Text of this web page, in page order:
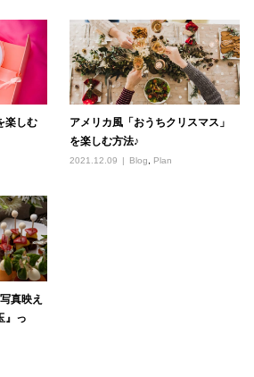
楽しむ
アメリカ風「おうちクリスマス」
を楽しむ方法♪
2021.12.09 Blog, Plan
真映え
』っ